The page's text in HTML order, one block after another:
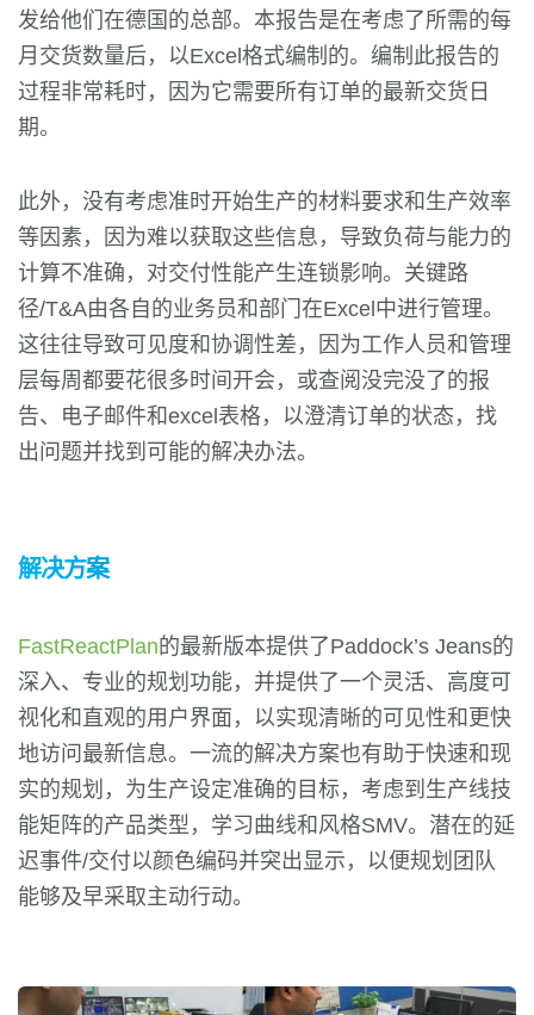
发给他们在德国的总部。本报告是在考虑了所需的每
月交货数量后，以Excel格式编制的。编制此报告的
过程非常耗时，因为它需要所有订单的最新交货日
期。
此外，没有考虑准时开始生产的材料要求和生产效率
等因素，因为难以获取这些信息，导致负荷与能力的
计算不准确，对交付性能产生连锁影响。关键路
径/T&A由各自的业务员和部门在Excel中进行管理。
这往往导致可见度和协调性差，因为工作人员和管理
层每周都要花很多时间开会，或查阅没完没了的报
告、电子邮件和excel表格，以澄清订单的状态，找
出问题并找到可能的解决办法。
解决方案
FastReactPlan的最新版本提供了Paddock’s Jeans的
深入、专业的规划功能，并提供了一个灵活、高度可
视化和直观的用户界面，以实现清晰的可见性和更快
地访问最新信息。一流的解决方案也有助于快速和现
实的规划，为生产设定准确的目标，考虑到生产线技
能矩阵的产品类型，学习曲线和风格SMV。潜在的延
迟事件/交付以颜色编码并突出显示，以便规划团队
能够及早采取主动行动。